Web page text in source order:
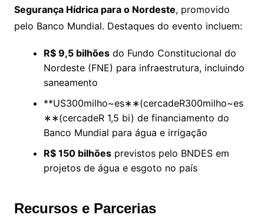
Segurança Hídrica para o Nordeste, promovido
pelo Banco Mundial. Destaques do evento incluem:
R$ 9,5 bilhõesdo Fundo Constitucional do
Nordeste (FNE) para infraestrutura, incluindo
saneamento
**US300milho~es∗∗(cercadeR300milho~es
∗∗(cercadeR1,5 bi) de financiamento do
Banco Mundial para água e irrigação
R$ 150 bilhõesprevistos pelo BNDES em
projetos de água e esgoto no país
Recursos e Parcerias